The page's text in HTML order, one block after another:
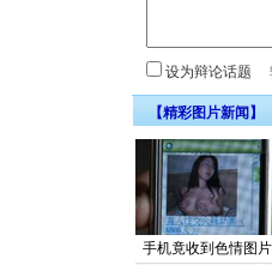
设为辩论话题
【精彩图片新闻】
手机竟收到色情图片